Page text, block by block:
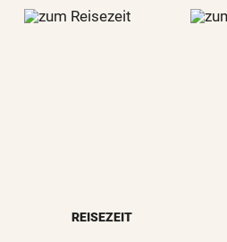
REISEZEIT